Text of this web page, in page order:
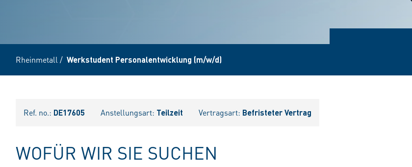
Rheinmetall / Werkstudent Personalentwicklung (m/w/d)
Ref. no.: DE17605 Anstellungsart: Teilzeit Vertragsart: Befristeter Vertrag
WOFÜR WIR SIE SUCHEN